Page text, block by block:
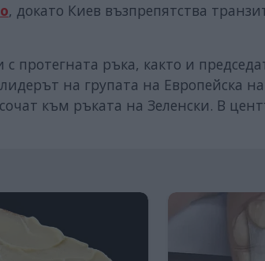
, докато Киев възпрепятства
протегната ръка, както и
на групата на Европейска
към ръката на Зеленски. В